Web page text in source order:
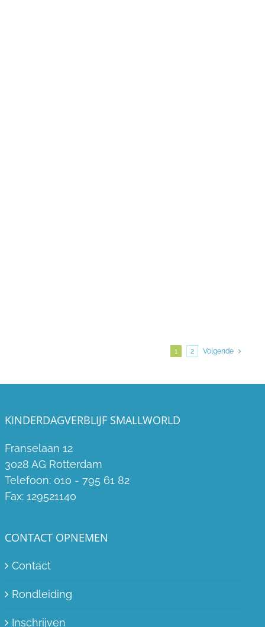
1 2 Volgende
KINDERDAGVERBLIJF SMALLWORLD
Franselaan 12
3028 AG Rotterdam
Telefoon: 010 - 795 61 82
Fax: 129521140
CONTACT OPNEMEN
Contact
Rondleiding
Inschrijven